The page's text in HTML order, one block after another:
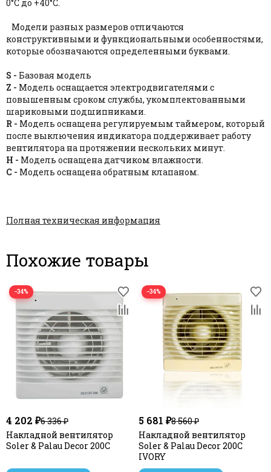
0°С до +40°С.
Модели разных размеров отличаются
конструктивными и функциональными особенностями,
которые обозначаются определенными буквами.
S - Базовая модель
Z - Модель оснащается электродвигателями с
повышенным сроком службы, укомплектованными
шариковыми подшипниками.
R - Модель оснащена регулируемым таймером, который
после выключения индикатора поддерживает работу
вентилятора на протяжении нескольких минут.
H - Модель оснащена датчиком влажности.
С - Модель оснащена обратным клапаном.
Полная техническая информация
Похожие товары
−34%
4 202 ₽6 336 ₽
Накладной вентилятор
Soler & Palau Decor 200C
−34%
5 681 ₽8 560 ₽
Накладной вентилятор
Soler & Palau Decor 200C
IVORY